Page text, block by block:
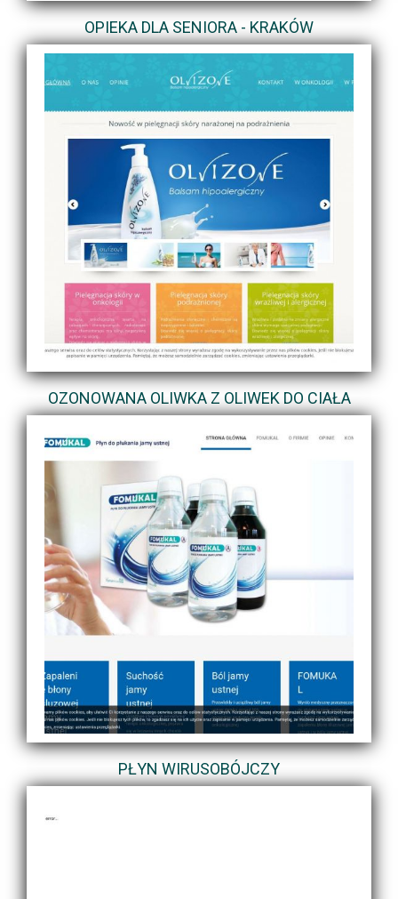
OPIEKA DLA SENIORA - KRAKÓW
OZONOWANA OLIWKA Z OLIWEK DO CIAŁA
PŁYN WIRUSOBÓJCZY